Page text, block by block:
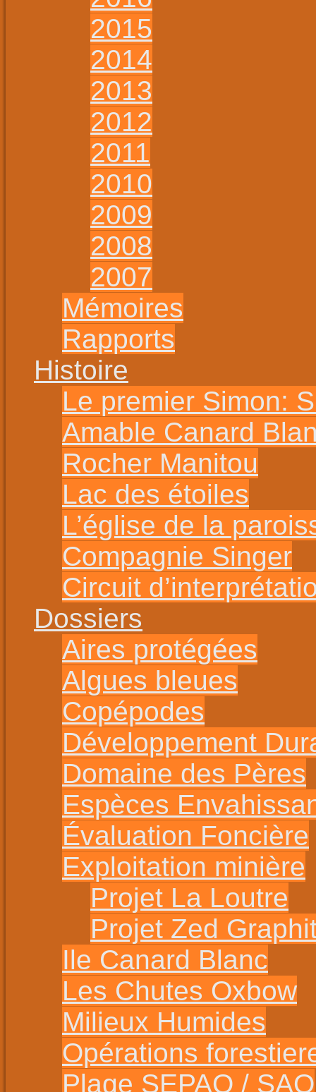
2015
2014
2013
2012
2011
2010
2009
2008
2007
Mémoires
Rapports
Histoire
Le premier Simon:
Amable Canard
Rocher Manitou
Lac des étoiles
L’église de la
Compagnie Singer
Circuit
Dossiers
Aires protégées
Algues bleues
Copépodes
Développement
Domaine des Pères
Espèces
Évaluation Foncière
Exploitation minière
Projet La Loutre
Projet Zed
Ile Canard Blanc
Les Chutes Oxbow
Milieux Humides
Opérations
Plage SEPAQ / SAO